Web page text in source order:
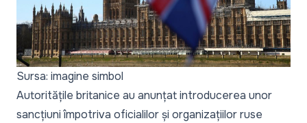
Sursa: imagine simbol
Autoritățile britanice au anunțat introducerea unor
sancțiuni împotriva oficialilor și organizațiilor ruse